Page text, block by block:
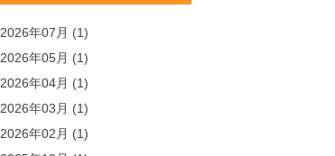
2026年07月 (1)
2026年05月 (1)
2026年04月 (1)
2026年03月 (1)
2026年02月 (1)